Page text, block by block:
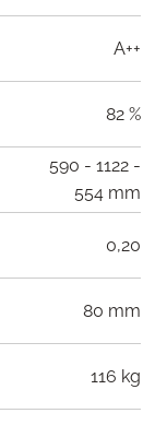
A++
82 %
590 - 1122 -
554 mm
0,20
80 mm
116 kg